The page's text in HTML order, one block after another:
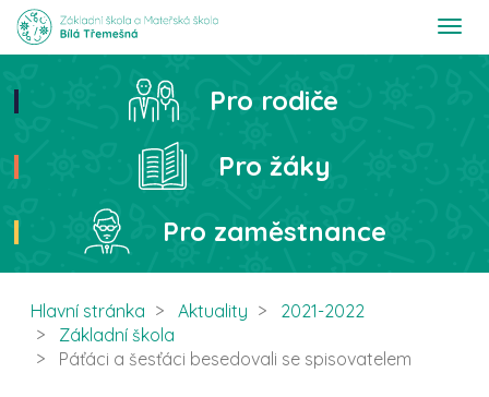
T
t
Hledat
Pro rodiče
Pro žáky
Pro zaměstnance
Hlavní stránka Aktuality
2021-2022
Základní škola
Páťáci a šesťáci besedovali se spisovatelem